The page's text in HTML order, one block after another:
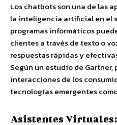
Los chatbots son una de las
la inteligencia artificial en el
programas informáticos
clientes a través de texto o
respuestas rápidas y
Según un estudio de Gartner,
interacciones de los
tecnologías emergentes
Asistentes